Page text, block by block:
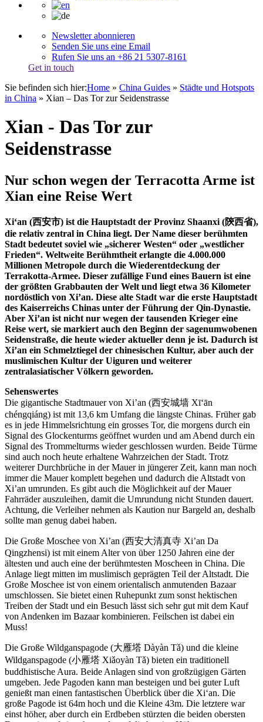
Newsletter abonnieren
Senden Sie uns eine Email
Rufen Sie uns an +86 21 5307-8161
Get in touch
Sie befinden sich hier:Home » China Guides » Städte und Hotspots
in China » Xian – Das Tor zur Seidenstrasse
Xian - Das Tor zur
Seidenstrasse
Nur schon wegen der Terracotta Arme ist
Xian eine Reise Wert
Xi‘an (西安市) ist die Hauptstadt der Provinz Shaanxi (陝西省),
die relativ zentral in China liegt. Der Name dieser berühmten
Stadt bedeutet soviel wie „sicherer Westen“ oder „westlicher
Frieden“. Weltweite Berühmtheit erlangte die 4.000.000
Millionen Metropole durch die Wiederentdeckung der
Terrakotta-Armee. Dieser zufällige Fund eines Bauern ist eine
der größten Grabbauten der Welt und liegt etwa 36 Kilometer
nordöstlich von Xi’an. Diese alte Stadt war die erste Hauptstadt
des Kaiserreichs Chinas unter der Führung der Qin-Dynastie.
Aber Xi’an ist nicht nur wegen der tausenden Krieger eine
Reise wert, sie markiert auch den Beginn der sagenumwobenen
Seidenstraße, die heute wieder aktueller denn je ist. Dadurch ist
Xi’an ein Schmelztiegel der chinesischen Kultur, aber auch der
muslimischen Kultur der Uiguren und weiterer
zentralasiatischer Völkern geworden.
Sehenswertes
Die gigantische Stadtmauer von Xi’an (西安城墙 Xī‘ān
chéngqiáng) ist mit 13,6 km Umfang die längste Chinas. Früher gab
es in jede Himmelsrichtung ein grosses Tor, die morgens durch ein
Signal des Glockenturms geöffnet wurden und am Abend durch ein
Signal des Trommelturms wieder geschlossen wurden. Beide Türme
sind auch noch heute erhaltene Wahrzeichen der Stadt. Trotz
weiterer Durchbrüche in der Mauer in jüngerer Zeit, kann man noch
immer die Mauer komplett begehen und dadurch die Altstadt von
Xi’an umrunden. Es gibt auch die Möglichkeit auf der Mauer
Fahrräder auszuleihen, damit die Umrundung nicht Stunden dauert.
Achtung, die Verleiher nehmen als Kaution nur Bargeld an, deshalb
sollte man genug dabei haben.
Die Große Moschee von Xi’an (西安大清真寺 Xi’an Da
Qingzhensi) ist mit einem Alter von über 1250 Jahren eine der
ältesten und auch eine der berühmtesten Moscheen in China. Die
Anlage liegt mitten im muslimisch geprägten Teil der Altstadt. Die
Große Moschee ist von einem orientalisch anmutenden Bazaar
umschlossen. Sie bietet einen Ruhepunkt zum sonst hektischen
Treiben der Stadt und ein Besuch lässt sich sehr gut mit dem Kauf
von Andenken im Bazaar kombinieren. Feilschen ist dabei ein
Muss!
Die Große Wildganspagode (大雁塔 Dàyàn Tǎ) und die kleine
Wildganspagode (小雁塔 Xiǎoyàn Tǎ) bieten ein traditionell
buddhistische Aura. Beide Anlagen sind von großzügigen Gärten
umgeben. Jede Pagoden kann man besteigen und bei guter Luft
genießt man einen fantastischen Überblick über die Xi‘an. Die
große Pagode ist 64m hoch und die Kleine 43m. Die letztere war
einst höher, aber durch ein Erdbeben stürzten die beiden obersten